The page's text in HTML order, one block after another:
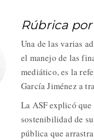
Rúbrica
Una de las varias
el manejo de las
mediático, es la
García Jiménez a
La ASF explicó
sostenibilidad de
pública que